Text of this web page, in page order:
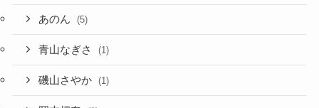
あのん (5)
青山なぎさ (1)
磯山さやか (1)